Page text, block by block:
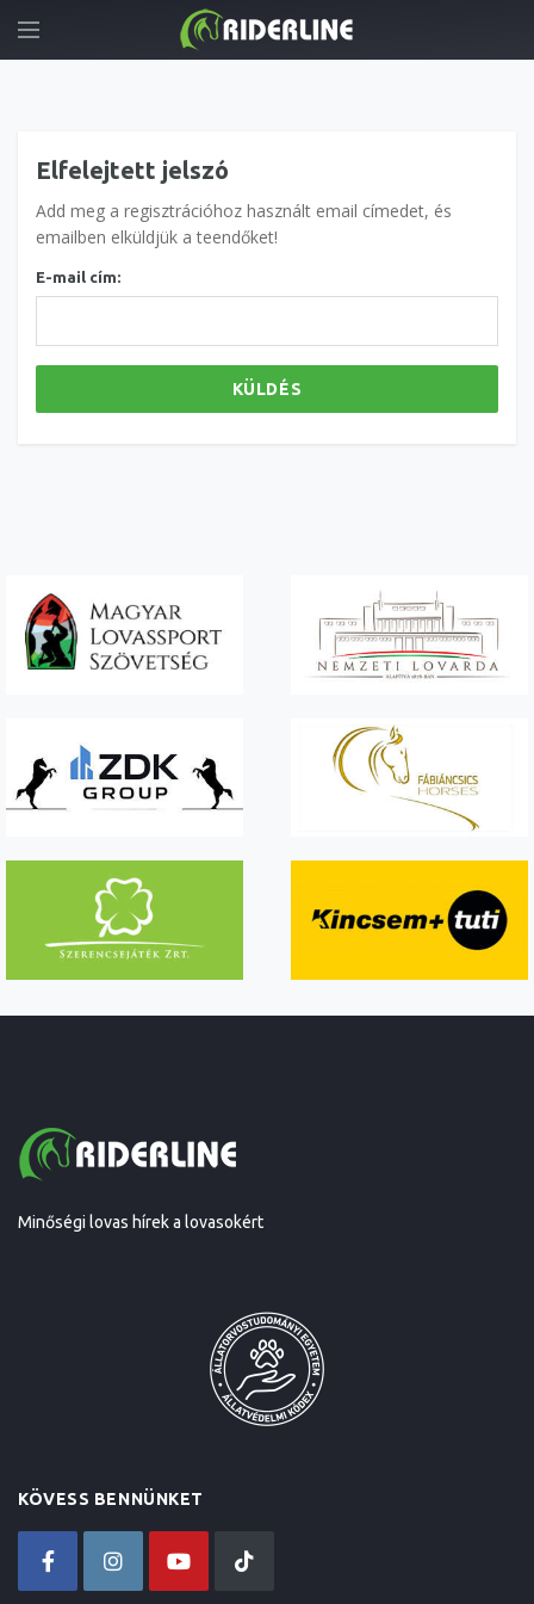
Elfelejtett jelszó
Add meg a regisztrációhoz használt email címedet, és
emailben elküldjük a teendőket!
E-mail cím:
KÜLDÉS
Minőségi lovas hírek a lovasokért
KÖVESS BENNÜNKET